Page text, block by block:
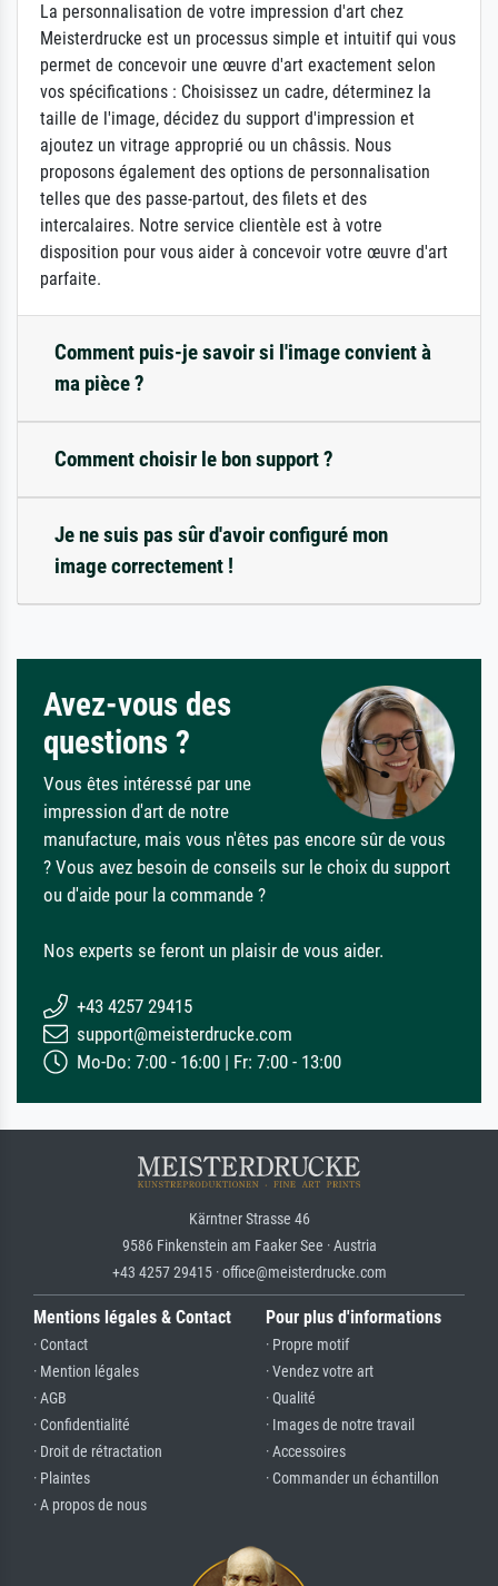
La personnalisation de votre impression d'art chez
Meisterdrucke est un processus simple et intuitif qui vous
permet de concevoir une œuvre d'art exactement selon
vos spécifications : Choisissez un cadre, déterminez la
taille de l'image, décidez du support d'impression et
ajoutez un vitrage approprié ou un châssis. Nous
proposons également des options de personnalisation
telles que des passe-partout, des filets et des
intercalaires. Notre service clientèle est à votre
disposition pour vous aider à concevoir votre œuvre d'art
parfaite.
Comment puis-je savoir si l'image convient à
ma pièce ?
Comment choisir le bon support ?
Je ne suis pas sûr d'avoir configuré mon
image correctement !
Avez-vous des
questions ?
Vous êtes intéressé par une
impression d'art de notre
manufacture, mais vous n'êtes pas encore sûr de vous
? Vous avez besoin de conseils sur le choix du support
ou d'aide pour la commande ?
Nos experts se feront un plaisir de vous aider.
+43 4257 29415
support@meisterdrucke.com
Mo-Do: 7:00 - 16:00 | Fr: 7:00 - 13:00
Kärntner Strasse 46
9586 Finkenstein am Faaker See · Austria
+43 4257 29415 · office@meisterdrucke.com
Mentions légales & Contact
· Contact
· Mention légales
· AGB
· Confidentialité
· Droit de rétractation
· Plaintes
· A propos de nous
Pour plus d'informations
· Propre motif
· Vendez votre art
· Qualité
· Images de notre travail
· Accessoires
· Commander un échantillon